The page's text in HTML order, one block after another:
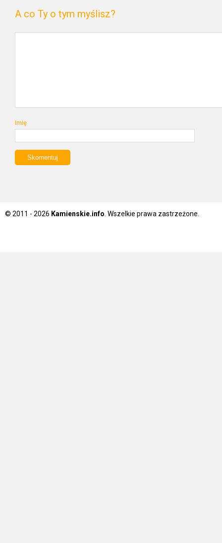
A co Ty o tym myślisz?
Imię
© 2011 - 2026 Kamienskie.info . Wszelkie prawa zastrzeżone.